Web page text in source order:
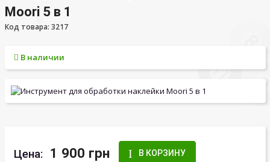
Moori 5 в 1
Код товара: 3217
В наличии
Цена: 1 900 грн В КОРЗИНУ